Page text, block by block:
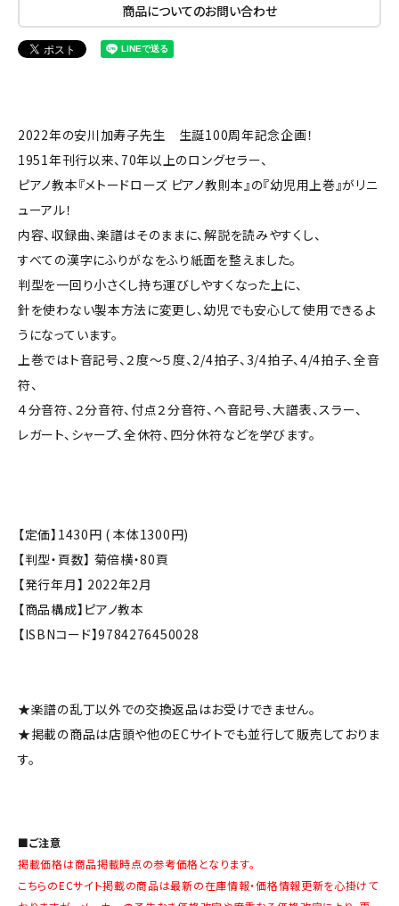
商品についてのお問い合わせ
2022年の安川加寿子先生 生誕100周年記念企画！
1951年刊行以来、70年以上のロングセラー、
ピアノ教本『メトードローズ ピアノ教則本』の『幼児用上巻』がリニ
ューアル！
内容、収録曲、楽譜はそのままに、解説を読みやすくし、
すべての漢字にふりがなをふり紙面を整えました。
判型を一回り小さくし持ち運びしやすくなった上に、
針を使わない製本方法に変更し、幼児でも安心して使用できるよ
うになっています。
上巻ではト音記号、２度～５度、2/4拍子、3/4拍子、4/4拍子、全音
符、
４分音符、２分音符、付点２分音符、ヘ音記号、大譜表、スラー、
レガート、シャープ、全休符、四分休符などを学びます。
【定価】1430円 ( 本体1300円)
【判型・頁数】 菊倍横・80頁
【発行年月】 2022年2月
【商品構成】ピアノ教本
【ISBNコード】9784276450028
★楽譜の乱丁以外での交換返品はお受けできません。
★掲載の商品は店頭や他のECサイトでも並行して販売しておりま
す。
■ご注意
掲載価格は商品掲載時点の参考価格となります。
こちらのECサイト掲載の商品は最新の在庫情報・価格情報更新を心掛けて